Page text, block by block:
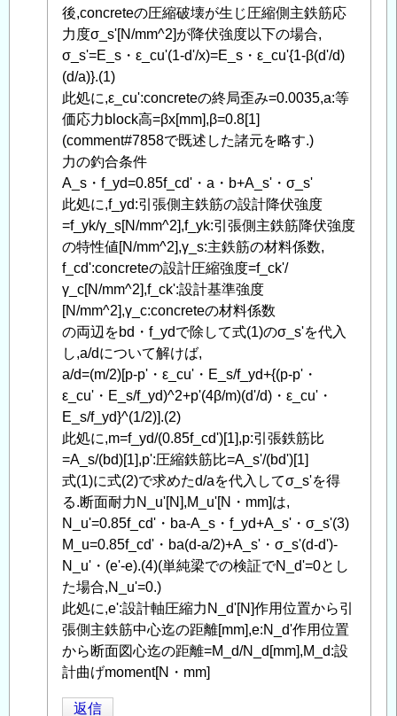
る
「 Re:
鉄
筋
concrete
の
断
面
耐
力,
応
力
度
補
足」
へ
の
返
信
後,concreteの圧縮破壊が生じ圧縮側主鉄筋応
力度σ_s'[N/mm^2]が降伏強度以下の場合,
σ_s'=E_s・ε_cu'(1-d'/x)=E_s・ε_cu'{1-β(d'/d)
(d/a)}.(1)
此処に,ε_cu':concreteの終局歪み=0.0035,a:等
価応力block高=βx[mm],β=0.8[1]
(comment#7858で既述した諸元を略す.)
力の釣合条件
A_s・f_yd=0.85f_cd'・a・b+A_s'・σ_s'
此処に,f_yd:引張側主鉄筋の設計降伏強度
=f_yk/γ_s[N/mm^2],f_yk:引張側主鉄筋降伏強度
の特性値[N/mm^2],γ_s:主鉄筋の材料係数,
f_cd':concreteの設計圧縮強度=f_ck'/
γ_c[N/mm^2],f_ck':設計基準強度
[N/mm^2],γ_c:concreteの材料係数
の両辺をbd・f_ydで除して式(1)のσ_s'を代入
し,a/dについて解けば,
a/d=(m/2)[p-p'・ε_cu'・E_s/f_yd+{(p-p'・
ε_cu'・E_s/f_yd)^2+p'(4β/m)(d'/d)・ε_cu'・
E_s/f_yd}^(1/2)].(2)
此処に,m=f_yd/(0.85f_cd')[1],p:引張鉄筋比
=A_s/(bd)[1],p':圧縮鉄筋比=A_s'/(bd')[1]
式(1)に式(2)で求めたd/aを代入してσ_s'を得
る.断面耐力N_u'[N],M_u'[N・mm]は,
N_u'=0.85f_cd'・ba-A_s・f_yd+A_s'・σ_s'(3)
M_u=0.85f_cd'・ba(d-a/2)+A_s'・σ_s'(d-d')-
N_u'・(e'-e).(4)(単純梁での検証でN_d'=0とし
た場合,N_u'=0.)
此処に,e':設計軸圧縮力N_d'[N]作用位置から引
張側主鉄筋中心迄の距離[mm],e:N_d'作用位置
から断面図心迄の距離=M_d/N_d[mm],M_d:設
計曲げmoment[N・mm]
返信